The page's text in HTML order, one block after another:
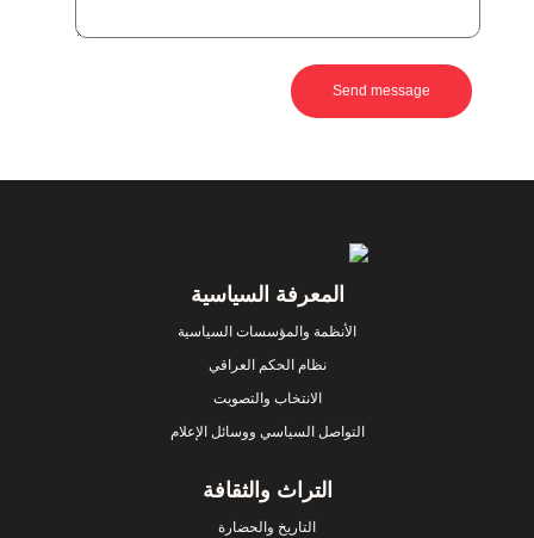
Footerالمعرفة السياسية
الأنظمة والمؤسسات السياسية
نظام الحكم العراقي
الانتخاب والتصويت
التواصل السياسي ووسائل الإعلام
التراث والثقافة
التاريخ والحضارة